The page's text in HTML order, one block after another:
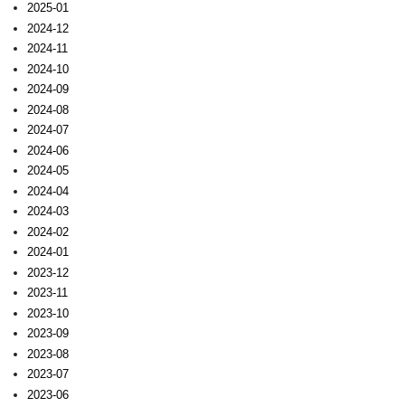
2025-01
2024-12
2024-11
2024-10
2024-09
2024-08
2024-07
2024-06
2024-05
2024-04
2024-03
2024-02
2024-01
2023-12
2023-11
2023-10
2023-09
2023-08
2023-07
2023-06